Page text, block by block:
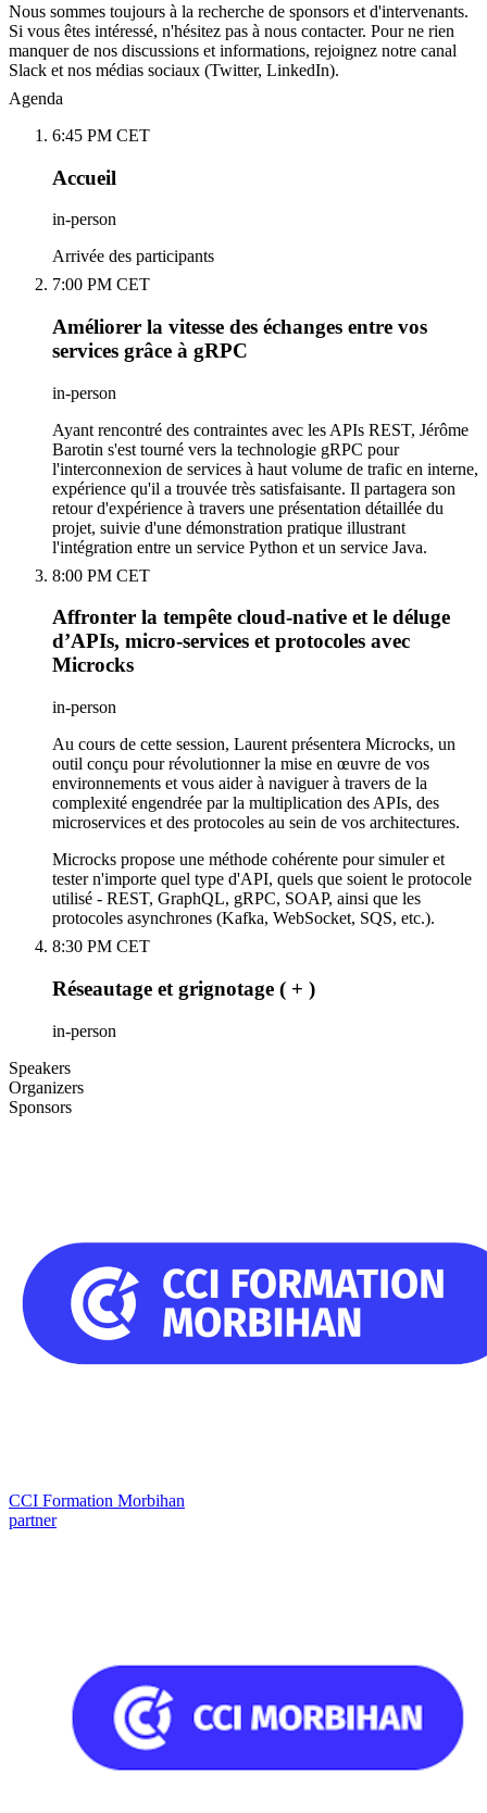
Nous sommes toujours à la recherche de sponsors et d'intervenants.
Si vous êtes intéressé, n'hésitez pas à nous contacter. Pour ne rien
manquer de nos discussions et informations, rejoignez notre canal
Slack et nos médias sociaux (Twitter, LinkedIn).
Agenda
6:45 PM CET
Accueil
in-person
Arrivée des participants
7:00 PM CET
Améliorer la vitesse des échanges entre vos
services grâce à gRPC
in-person
Ayant rencontré des contraintes avec les APIs REST, Jérôme
Barotin s'est tourné vers la technologie gRPC pour
l'interconnexion de services à haut volume de trafic en interne,
expérience qu'il a trouvée très satisfaisante. Il partagera son
retour d'expérience à travers une présentation détaillée du
projet, suivie d'une démonstration pratique illustrant
l'intégration entre un service Python et un service Java.
8:00 PM CET
Affronter la tempête cloud-native et le déluge
d’APIs, micro-services et protocoles avec
Microcks
in-person
Au cours de cette session, Laurent présentera Microcks, un
outil conçu pour révolutionner la mise en œuvre de vos
environnements et vous aider à naviguer à travers de la
complexité engendrée par la multiplication des APIs, des
microservices et des protocoles au sein de vos architectures.
Microcks propose une méthode cohérente pour simuler et
tester n'importe quel type d'API, quels que soient le protocole
utilisé - REST, GraphQL, gRPC, SOAP, ainsi que les
protocoles asynchrones (Kafka, WebSocket, SQS, etc.).
8:30 PM CET
Réseautage et grignotage ( + )
in-person
Speakers
Organizers
Sponsors
CCI Formation Morbihan
partner